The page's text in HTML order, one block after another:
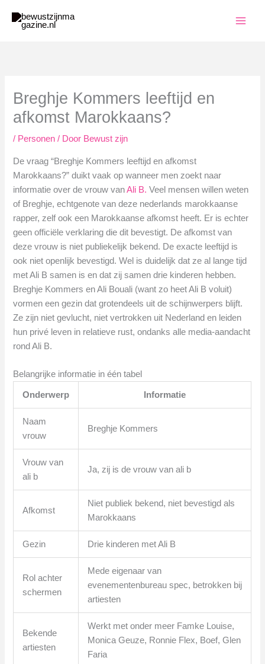
naar
Breghje Kommers leeftijd en
afkomst Marokkaans?
/ Personen / Door Bewust zijn
De vraag “Breghje Kommers leeftijd en afkomst
Marokkaans?” duikt vaak op wanneer men zoekt naar
informatie over de vrouw vanAli B. Veel mensen willen weten
of Breghje, echtgenote van deze nederlands marokkaanse
rapper, zelf ook een Marokkaanse afkomst heeft. Er is echter
geen officiële verklaring die dit bevestigt. De afkomst van
deze vrouw is niet publiekelijk bekend. De exacte leeftijd is
ook niet openlijk bevestigd. Wel is duidelijk dat ze al lange tijd
met Ali B samen is en dat zij samen drie kinderen hebben.
Breghje Kommers en Ali Bouali (want zo heet Ali B voluit)
vormen een gezin dat grotendeels uit de schijnwerpers blijft.
Ze zijn niet gevlucht, niet vertrokken uit Nederland en leiden
hun privé leven in relatieve rust, ondanks alle media-aandacht
rond Ali B.
Belangrijke informatie in één tabel
Onderwerp Informatie
Naam
vrouw
Breghje Kommers
Vrouw van
ali b
Ja, zij is de vrouw van ali b
Afkomst
Niet publiek bekend, niet bevestigd als
Marokkaans
Gezin Drie kinderen met Ali B
Rol achter
schermen
Mede eigenaar van
evenementenbureau spec, betrokken bij
artiesten
Bekende
artiesten
Werkt met onder meer Famke Louise,
Monica Geuze, Ronnie Flex, Boef, Glen
Faria